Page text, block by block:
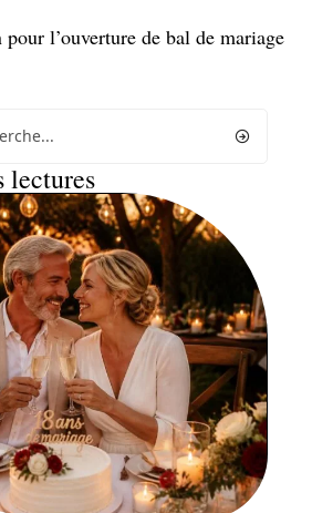
l’ouverture de bal de mariage
lectures